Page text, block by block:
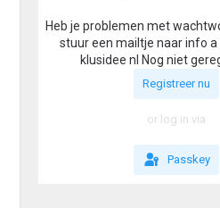
Heb je problemen met
stuur een mailtje naar info a
klusidee nl Nog niet
Registreer nu
or log in via
Passkey